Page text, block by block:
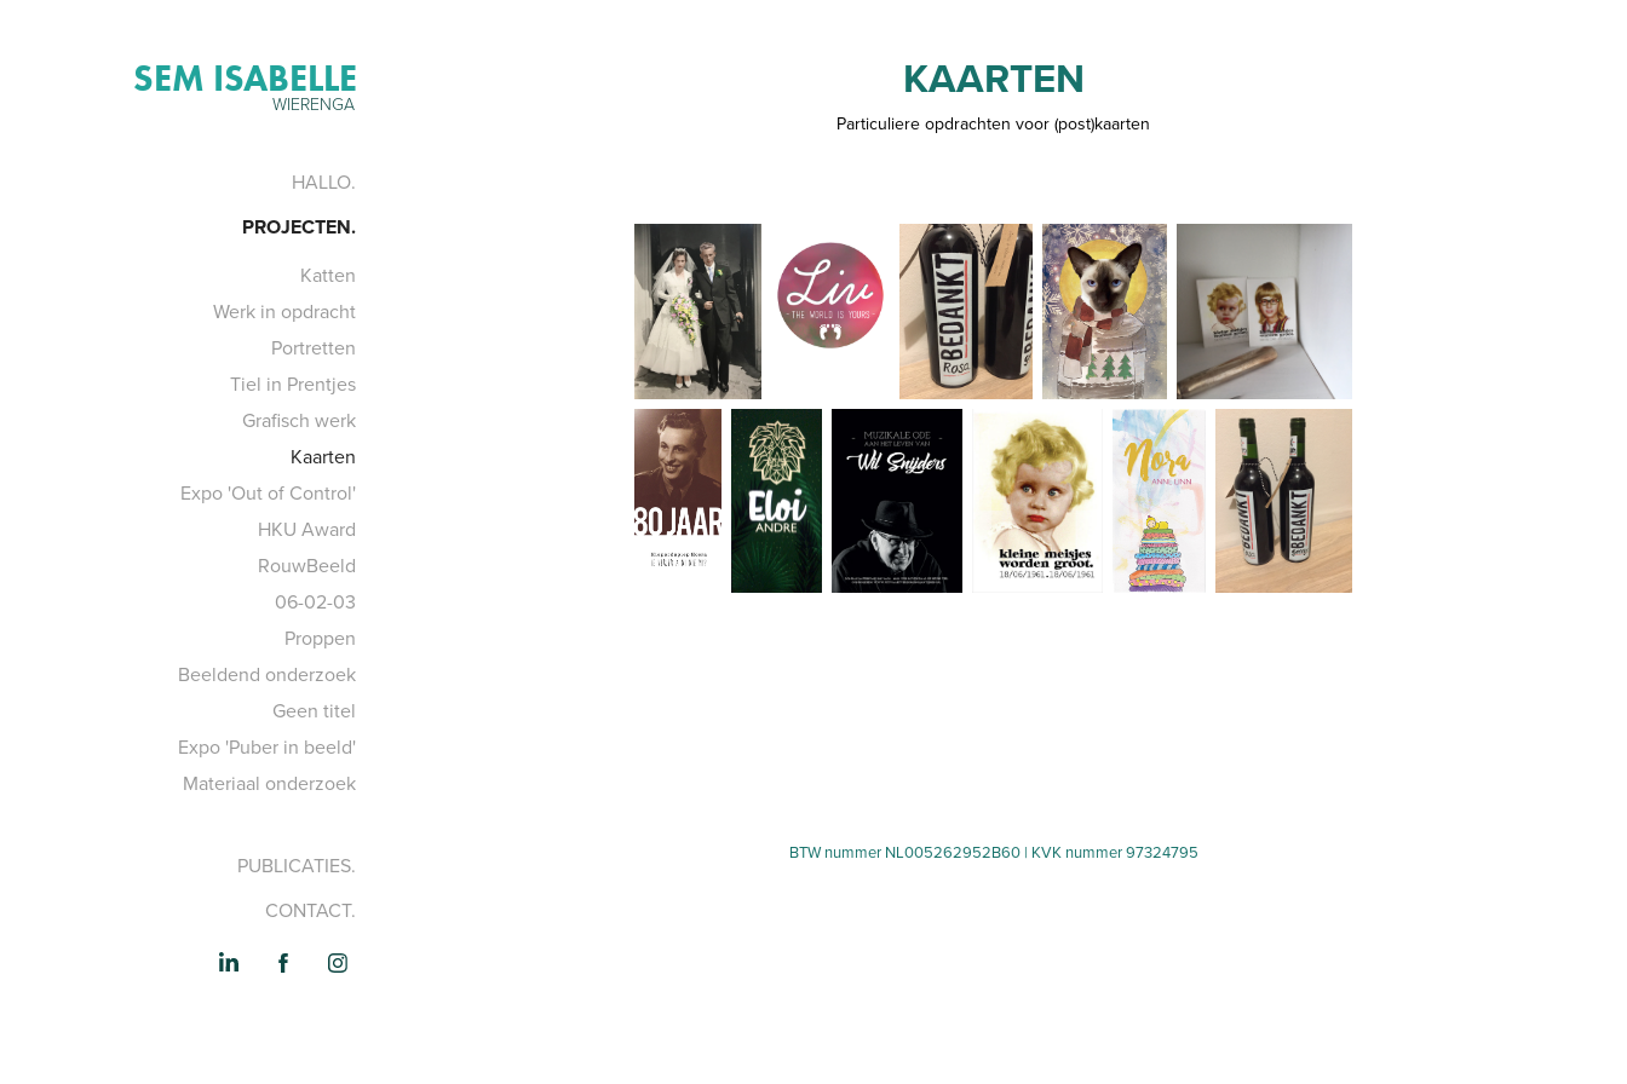
SEM ISABELLE
WIERENGA
HALLO.
PROJECTEN.
Katten
Werk in opdracht
Portretten
Tiel in Prentjes
Grafisch werk
Kaarten
Expo 'Out of Control'
HKU Award
RouwBeeld
06-02-03
Proppen
Beeldend onderzoek
Geen titel
Expo 'Puber in beeld'
Materiaal onderzoek
PUBLICATIES.
CONTACT.
KAARTEN
Particuliere opdrachten voor (post)kaarten
BTW nummer NL005262952B60 | KVK nummer 97324795